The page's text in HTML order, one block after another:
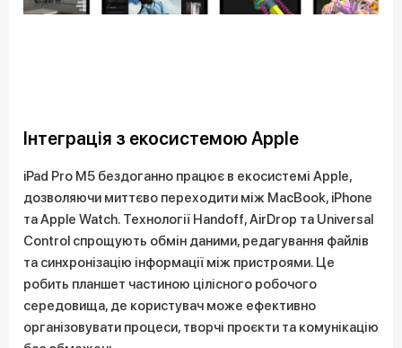
Інтеграція з екосистемою Apple
iPad Pro M5 бездоганно працює в екосистемі Apple,
дозволяючи миттєво переходити між MacBook, iPhone
та Apple Watch. Технології Handoff, AirDrop та Universal
Control спрощують обмін даними, редагування файлів
та синхронізацію інформації між пристроями. Це
робить планшет частиною цілісного робочого
середовища, де користувач може ефективно
організовувати процеси, творчі проєкти та комунікацію